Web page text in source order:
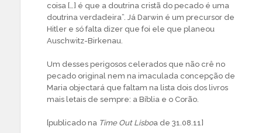
coisa […] é que a doutrina cristã do pecado é uma
doutrina verdadeira”. Já Darwin é um precursor de
Hitler e só falta dizer que foi ele que planeou
Auschwitz-Birkenau.
Um desses perigosos celerados que não crê no
pecado original nem na imaculada concepção de
Maria objectará que faltam na lista dois dos livros
mais letais de sempre: a Bíblia e o Corão.
[publicado na Time Out Lisboa de 31.08.11]